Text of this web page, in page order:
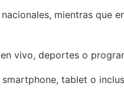
mientras que
vivo, deportes o
tablet o